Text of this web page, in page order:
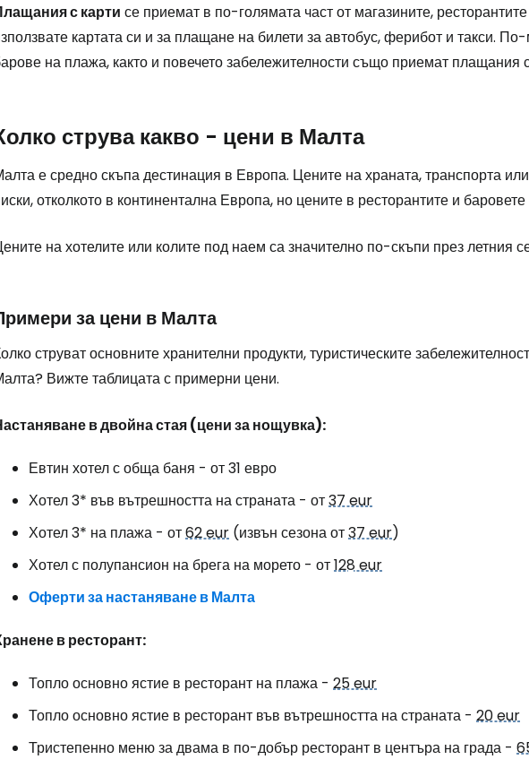
с карти се приемат в по-голямата част от магазините,
картата си и за плащане на билети за автобус, ферибот и такси.
на плажа, както и повечето забележителности също приемат плащания
струва какво - цени в Малта
е средно скъпа дестинация в Европа. Цените на храната, транспорта
отколкото в континентална Европа, но цените в ресторантите и
на хотелите или колите под наем са значително по-скъпи през летния
за цени в Малта
струват основните хранителни продукти, туристическите
Вижте таблицата с примерни цени.
в двойна стая (цени за нощувка):
Евтин хотел с обща баня - от 31 евро
Хотел 3* във вътрешността на страната - от37 eur
Хотел 3* на плажа - от62 eur (извън сезона от37 eur)
Хотел с полупансион на брега на морето - от128 eur
Оферти за настаняване в Малта
в ресторант:
Топло основно ястие в ресторант на плажа - 25 eur
Топло основно ястие в ресторант във вътрешността на страната - 20 eur
Тристепенно меню за двама в по-добър ресторант в центъра на града -